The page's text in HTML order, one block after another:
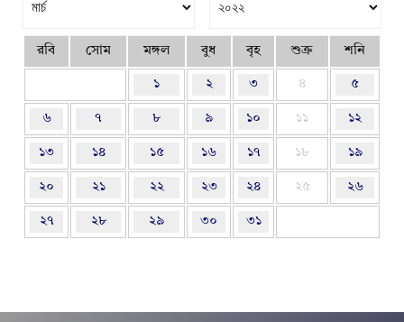
রবি সোম মঙ্গল বুধ বৃহ শুক্র শনি
১ ২ ৩ ৪ ৫
৬ ৭ ৮ ৯ ১০ ১১ ১২
১৩ ১৪ ১৫ ১৬ ১৭ ১৮ ১৯
২০ ২১ ২২ ২৩ ২৪ ২৫ ২৬
২৭ ২৮ ২৯ ৩০ ৩১